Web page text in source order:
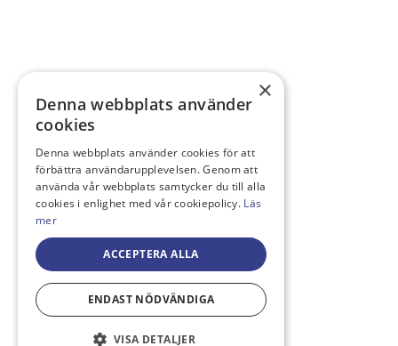
×
Denna webbplats använder
cookies
Denna webbplats använder cookies för att
förbättra användarupplevelsen. Genom att
använda vår webbplats samtycker du till alla
cookies i enlighet med vår cookiepolicy. Läs
mer
ACCEPTERA ALLA
ENDAST NÖDVÄNDIGA
VISA DETALJER